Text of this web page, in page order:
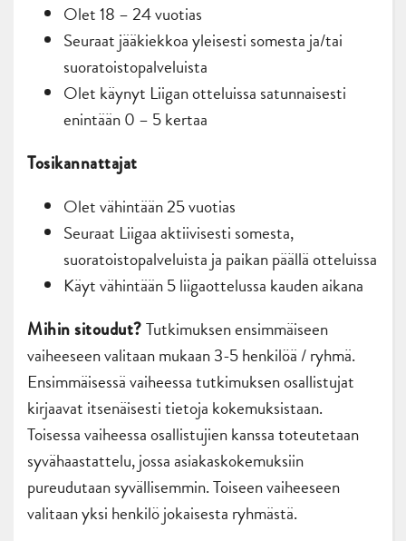
Olet 18 – 24 vuotias
Seuraat jääkiekkoa yleisesti somesta ja/tai
suoratoistopalveluista
Olet käynyt Liigan otteluissa satunnaisesti
enintään 0 – 5 kertaa
Tosikannattajat
Olet vähintään 25 vuotias
Seuraat Liigaa aktiivisesti somesta,
suoratoistopalveluista ja paikan päällä otteluissa
Käyt vähintään 5 liigaottelussa kauden aikana
Mihin sitoudut?Tutkimuksen ensimmäiseen
vaiheeseen valitaan mukaan 3-5 henkilöä / ryhmä.
Ensimmäisessä vaiheessa tutkimuksen osallistujat
kirjaavat itsenäisesti tietoja kokemuksistaan.
Toisessa vaiheessa osallistujien kanssa toteutetaan
syvähaastattelu, jossa asiakaskokemuksiin
pureudutaan syvällisemmin. Toiseen vaiheeseen
valitaan yksi henkilö jokaisesta ryhmästä.